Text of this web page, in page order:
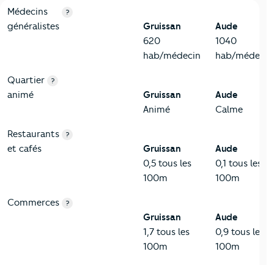
5-Commerces
Critères Gruissan
Médecins
généralistes
?
Gruissan
620
hab/médecin
Aude
1040
hab/médecin
Quartier
animé
?
Gruissan
Animé
Aude
Calme
Restaurants
et cafés
?
Gruissan
0,5 tous les
100m
Aude
0,1 tous les
100m
Commerces ?
Gruissan
1,7 tous les
100m
Aude
0,9 tous les
100m